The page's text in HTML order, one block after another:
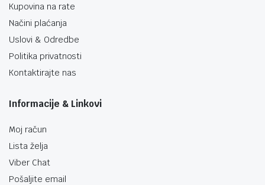
Kupovina na rate
Načini plaćanja
Uslovi & Odredbe
Politika privatnosti
Kontaktirajte nas
Informacije & Linkovi
Moj račun
Lista želja
Viber Chat
Pošaljite email